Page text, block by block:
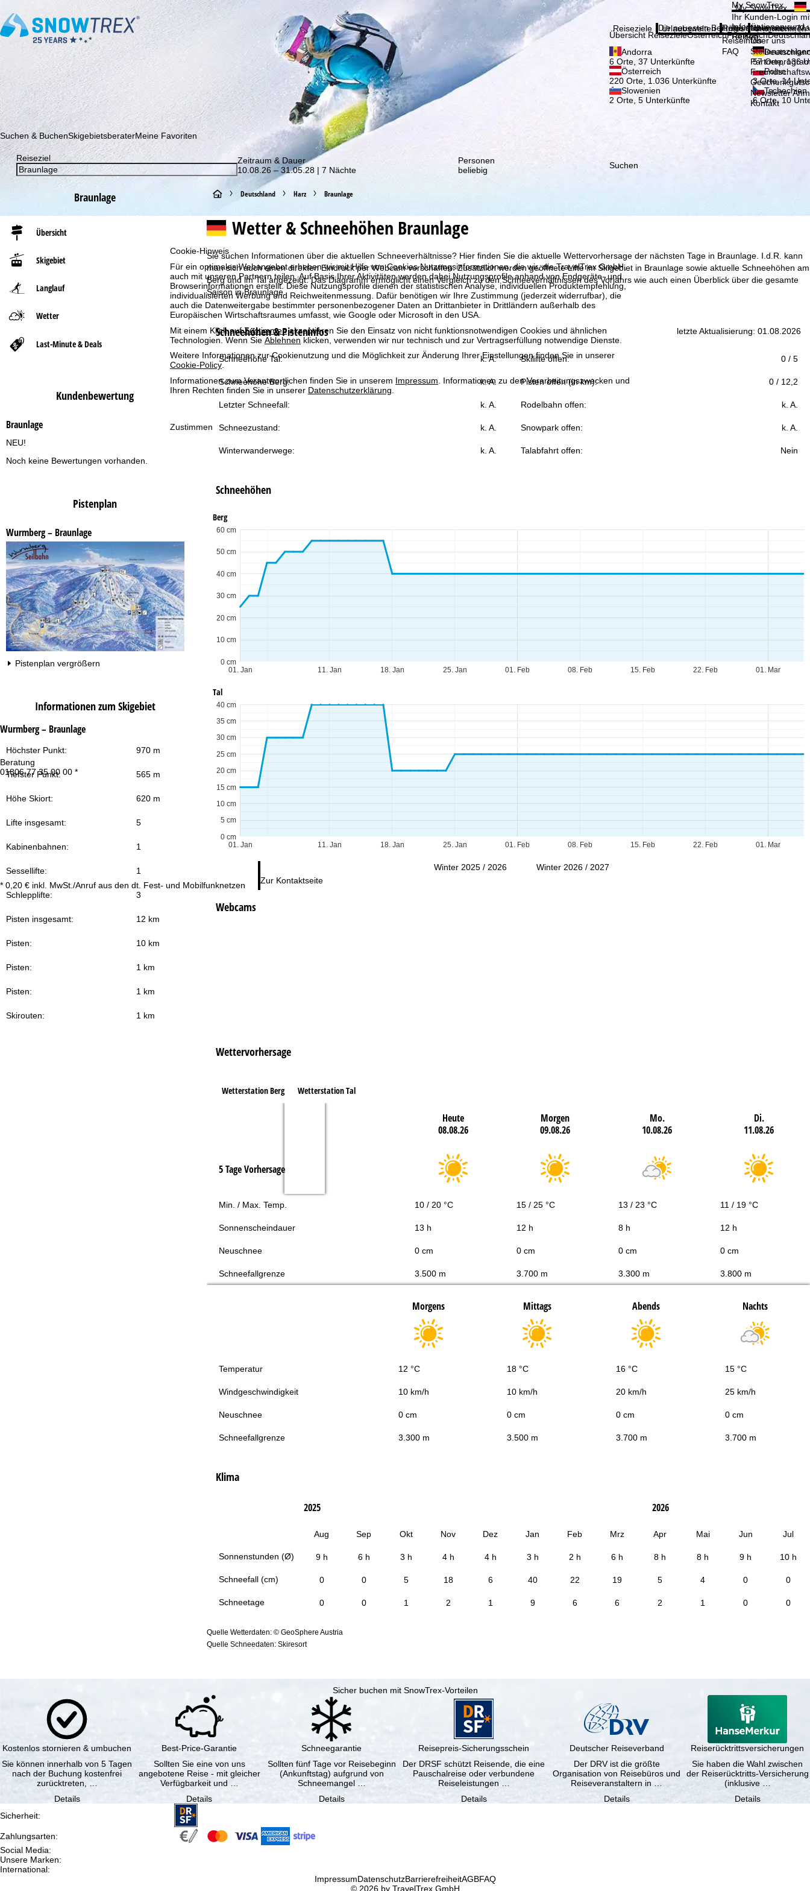
Cookie-Hinweis
Für ein optimales Webangebot erheben wir mit Hilfe von Cookies Nutzungsinformationen, die wir, die TravelTrex GmbH,
auch mit unseren Partnern teilen. Auf Basis Ihrer Aktivitäten werden dabei Nutzungsprofile anhand von Endgeräte- und
Browserinformationen erstellt. Diese Nutzungsprofile dienen der statistischen Analyse, individuellen Produktempfehlung,
individualisierten Werbung und Reichweitenmessung. Dafür benötigen wir Ihre Zustimmung (jederzeit widerrufbar), die
auch die Datenweitergabe bestimmter personenbezogener Daten an Drittanbieter in Drittländern außerhalb des
Europäischen Wirtschaftsraumes umfasst, wie Google oder Microsoft in den USA.
Mit einem Klick aufZustimmenakzeptieren Sie den Einsatz von nicht funktionsnotwendigen Cookies und ähnlichen
Technologien. Wenn Sie Ablehnen klicken, verwenden wir nur technisch und zur Vertragserfüllung notwendige Dienste.
Weitere Informationen zur Cookienutzung und die Möglichkeit zur Änderung Ihrer Einstellungen finden Sie in unserer
Cookie-Policy.
Informationen zum Verantwortlichen finden Sie in unserem Impressum . Informationen zu den Verarbeitungszwecken und
Ihren Rechten finden Sie in unserer Datenschutzerklärung
Zustimmen
Beratung
01806 77 35 00 00 *
* 0,20 € inkl. MwSt./Anruf aus den dt. Fest- und Mobilfunknetzen
Öffnungszeiten
Mo-Do:
09:00-17:00 Uhr
Fr:
Zur Kontaktseite
Beratung
Abonnieren Sie unseren Newsletter und erfahren Sie als Erster von unseren Rabatt-Aktionen!
My SnowTrex
My SnowTrex
Ihr Kunden-Login
Informationen rund
Reisen.
Reiseziele
Übersicht ReisezieleÖsterreichFrankreich
Andorra
6 Orte, 37 Unterkünfte
57 Orte, 136
Österreich
220 Orte, 1.036 Unterkünfte
Polen
3 Orte, 14
Slowenien
2 Orte, 5 Unterkünfte
Tschechien
6 Orte, 10
Urlaubswelten
Die neuesten Beiträge aus unserem
Infos
Reiseinfos
Reiseinfos
FAQ
Unternehmen
Über uns
Über uns
Newsletter
Kontakt
Suchen & BuchenSkigebietsberaterMeine Favoriten
Reiseziel
Zeitraum & Dauer
10.08.26 – 31.05.28 | 7 Nächte
Personen
beliebig
Suchen
Braunlage
Übersicht
Skigebiet
Langlauf
Wetter
Last-Minute & Deals
Kundenbewertung
Braunlage
NEU!
Noch keine Bewertungen vorhanden.
Pistenplan
Wurmberg – Braunlage
Pistenplan vergrößern
Informationen zum Skigebiet
Wurmberg – Braunlage
Höchster Punkt: 970 m
Tiefster Punkt: 565 m
Höhe Skiort: 620 m
Lifte insgesamt: 5
Kabinenbahnen: 1
Sessellifte: 1
Schlepplifte: 3
Pisten insgesamt: 12 km
Pisten: 10 km
Pisten: 1 km
Pisten: 1 km
Skirouten: 1 km
S
t
r
t
s
e
i
t
Deutschland Harz Braunlage
Wetter & Schneehöhen Braunlage
Sie suchen Informationen über die aktuellen Schneeverhältnisse? Hier finden Sie die aktuelle Wettervorhersage der nächsten Tage in Braunlage. I.d.R. kann
man sich auch einen direkten Eindruck per Webcam verschaffen. Zusätzlich werden geöffnete Lifte im Skigebiet in Braunlage sowie aktuelle Schneehöhen am
Berg und im Tal angezeigt. Das Diagramm ermöglicht einen Vergleich zu den Schneeverhältnissen des Vorjahrs wie auch einen Überblick über die gesamte
Saison in Braunlage.
Schneehöhen & Pisteninfos letzte Aktualisierung: 01.08.2026
Schneehöhe Tal: k. A. Skilifte offen: 0 / 5
Schneehöhe Berg: k. A. Pisten offen (in km): 0 / 12,2
Letzter Schneefall: k. A. Rodelbahn offen: k. A.
Schneezustand: k. A. Snowpark offen: k. A.
Winterwanderwege: k. A. Talabfahrt offen: Nein
Schneehöhen
Berg
01. Jan 01. Feb 01. Mar
11. Jan 18. Jan 25. Jan 08. Feb 15. Feb 22. Feb
0 cm
10 cm
20 cm
30 cm
40 cm
50 cm
60 cm
Tal
01. Jan 01. Feb 01. Mar
11. Jan 18. Jan 25. Jan 08. Feb 15. Feb 22. Feb
0 cm
5 cm
10 cm
15 cm
20 cm
25 cm
30 cm
35 cm
40 cm
Winter 2025 / 2026 Winter 2026 / 2027
Webcams
Wettervorhersage
Wetterstation Berg Wetterstation Tal
Heute
08.08.26
Morgen
09.08.26
Mo.
10.08.26
Di.
11.08.26
5 Tage Vorhersage
Min. / Max. Temp. 10 / 20 °C 15 / 25 °C 13 / 23 °C 11 / 19 °C
Sonnenscheindauer 13 h 12 h 8 h 12 h
Neuschnee 0 cm 0 cm 0 cm 0 cm
Schneefallgrenze 3.500 m 3.700 m 3.300 m 3.800 m
Morgens Mittags Abends Nachts
Temperatur 12 °C 18 °C 16 °C 15 °C
Windgeschwindigkeit 10 km/h 10 km/h 20 km/h 25 km/h
Neuschnee 0 cm 0 cm 0 cm 0 cm
Schneefallgrenze 3.300 m 3.500 m 3.700 m 3.700 m
Klima
Sonnenstunden (Ø)
Schneefall (cm)
Schneetage
2025 2026
Aug Sep Okt Nov Dez Jan Feb Mrz Apr Mai Jun Jul
9 h 6 h 3 h 4 h 4 h 3 h 2 h 6 h 8 h 8 h 9 h 10 h
0 0 5 18 6 40 22 19 5 4 0 0
0 0 1 2 1 9 6 6 2 1 0 0
Quelle Wetterdaten: © GeoSphere Austria
Quelle Schneedaten: Skiresort
Sicher buchen mit SnowTrex-Vorteilen
Kostenlos stornieren & umbuchen
Sie können innerhalb von 5 Tagen
nach der Buchung kostenfrei
zurücktreten, …
Details
Best-Price-Garantie
Sollten Sie eine von uns
angebotene Reise - mit gleicher
Verfügbarkeit und …
Details
Schneegarantie
Sollten fünf Tage vor Reisebeginn
(Ankunftstag) aufgrund von
Schneemangel …
Details
Reisepreis-Sicherungsschein
Der DRSF schützt Reisende, die eine
Pauschalreise oder verbundene
Reiseleistungen …
Details
Deutscher Reiseverband
Der DRV ist die größte
Organisation von Reisebüros und
Reiseveranstaltern in …
Details
Reiserücktrittsversicherungen
Sie haben die Wahl zwischen
der Reiserücktritts-Versicherung
(inklusive …
Details
Sicherheit:
Zahlungsarten:
Social Media:
Unsere Marken:
International:
ImpressumDatenschutzBarrierefreiheitAGBFAQ
© 2026 by TravelTrex GmbH